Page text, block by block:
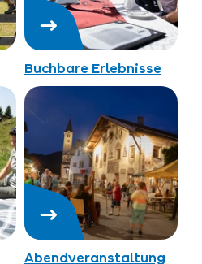
Buchbare Erlebnisse
Abendveranstaltung